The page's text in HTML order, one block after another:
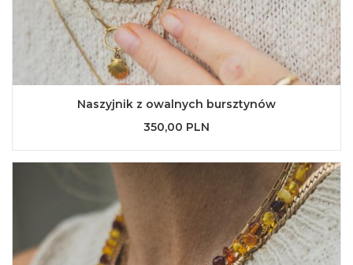
Naszyjnik z owalnych bursztynów
350,00 PLN